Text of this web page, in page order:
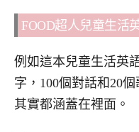
FOOD超人兒童生活
例如這本兒童生活英
字，100個對話和20
其實都涵蓋在裡面。